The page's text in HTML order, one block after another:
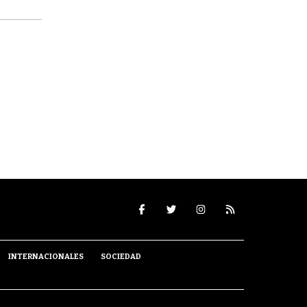
INTERNACIONALES
SOCIEDAD